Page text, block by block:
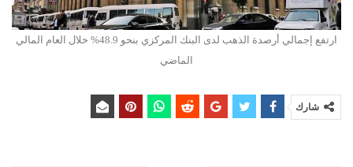
ارتفع إجمالي أرصدة الذهب لدى البنك المركزي بنحو 48.9% خلال العام المالي
الماضي
شارك